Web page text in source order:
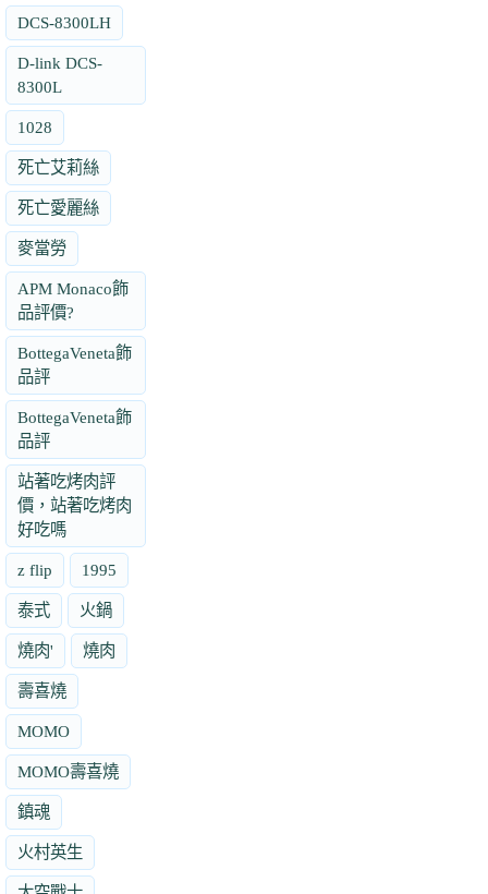
DCS-8300LH
D-link DCS-
8300L
1028
死亡艾莉絲
死亡愛麗絲
麥當勞
APM Monaco飾
品評價?
BottegaVeneta飾
品評
BottegaVeneta飾
品評
站著吃烤肉評
價，站著吃烤肉
好吃嗎
z flip 1995
泰式 火鍋
燒肉' 燒肉
壽喜燒
MOMO
MOMO壽喜燒
鎮魂
火村英生